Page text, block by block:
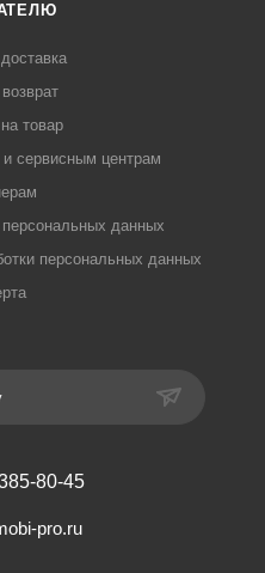
товар
сервисным центрам
данных
персональных данных
80-45
pro.ru